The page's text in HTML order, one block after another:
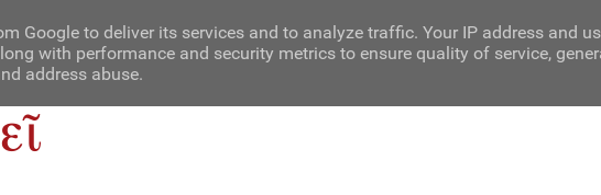
Google to deliver its services and to analyze traffic. Your IP address and
with performance and security metrics to ensure quality of service,
address abuse.